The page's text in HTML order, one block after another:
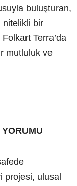
buluşturan,
nitelikli bir
Terra’da
mutluluk ve
projesi, ulusal